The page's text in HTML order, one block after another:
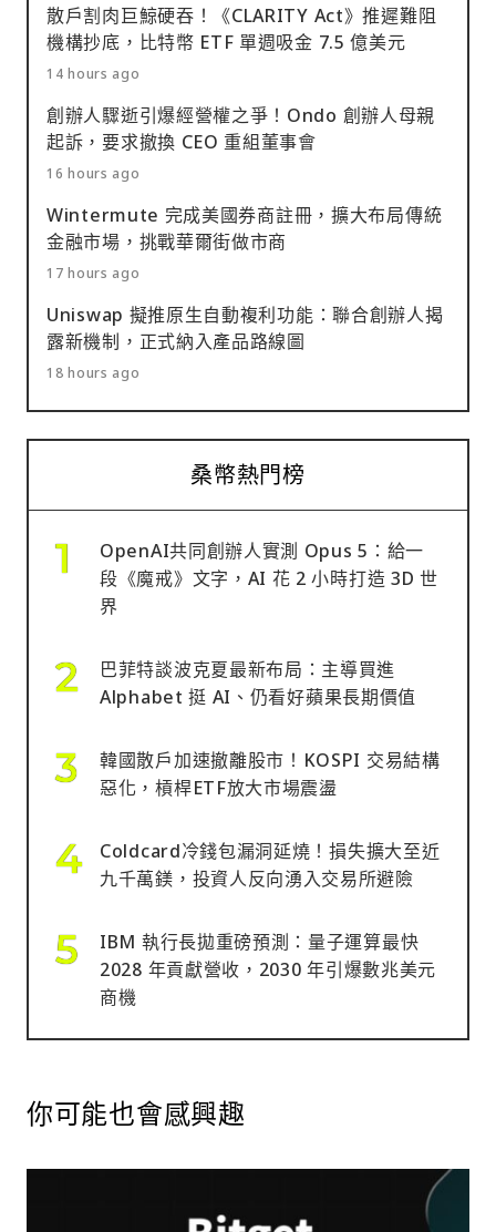
散戶割肉巨鯨硬吞！《CLARITY Act》推遲難阻
機構抄底，比特幣 ETF 單週吸金 7.5 億美元
14 hours ago
創辦人驟逝引爆經營權之爭！Ondo 創辦人母親
起訴，要求撤換 CEO 重組董事會
16 hours ago
Wintermute 完成美國券商註冊，擴大布局傳統
金融市場，挑戰華爾街做市商
17 hours ago
Uniswap 擬推原生自動複利功能：聯合創辦人揭
露新機制，正式納入產品路線圖
18 hours ago
桑幣熱門榜
OpenAI共同創辦人實測 Opus 5：給一
段《魔戒》文字，AI 花 2 小時打造 3D 世
界
巴菲特談波克夏最新布局：主導買進
Alphabet 挺 AI、仍看好蘋果長期價值
韓國散戶加速撤離股市！KOSPI 交易結構
惡化，槓桿ETF放大市場震盪
Coldcard冷錢包漏洞延燒！損失擴大至近
九千萬鎂，投資人反向湧入交易所避險
IBM 執行長拋重磅預測：量子運算最快
2028 年貢獻營收，2030 年引爆數兆美元
商機
你可能也會感興趣